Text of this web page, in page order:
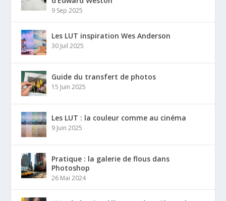
9 Sep 2025
Les LUT inspiration Wes Anderson
30 Juil 2025
Guide du transfert de photos
15 Juin 2025
Les LUT : la couleur comme au cinéma
9 Juin 2025
Pratique : la galerie de flous dans
Photoshop
26 Mai 2024